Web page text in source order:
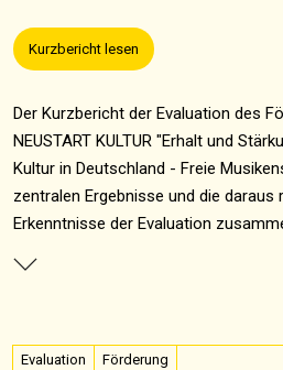
Kurzbericht lesen
Der Kurzbericht der Evaluation des
NEUSTART KULTUR "Erhalt und
Kultur in Deutschland - Freie
zentralen Ergebnisse und die daraus
Erkenntnisse der Evaluation
Evaluation
Förderung